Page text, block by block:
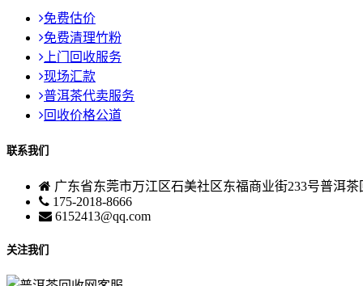
免费估价
免费清理竹粉
上门回收服务
现场汇款
普洱茶代卖服务
回收价格公道
联系我们
广东省东莞市万江区石美社区东福商业街233号普洱茶
175-2018-8666
6152413@qq.com
关注我们